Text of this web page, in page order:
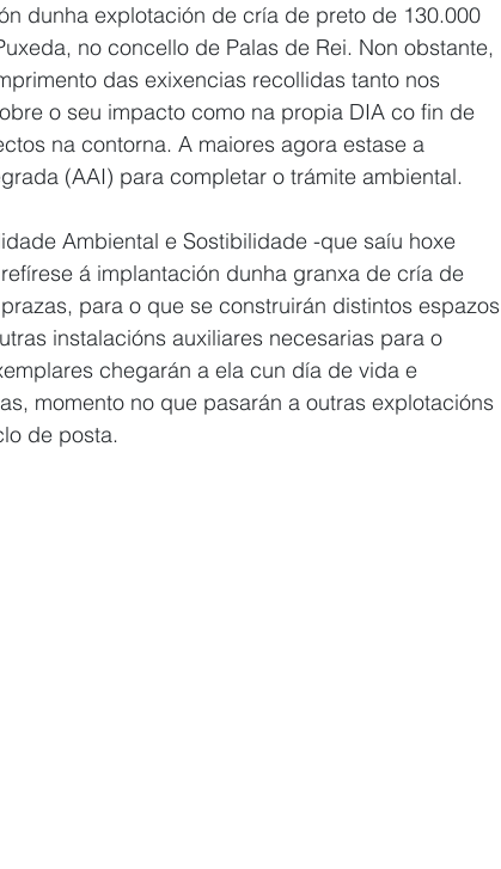
dunha explotación de cría de preto de 130.000
no concello de Palas de Rei. Non obstante,
das exixencias recollidas tanto nos
o seu impacto como na propia DIA co fin de
na contorna. A maiores agora estase a
(AAI) para completar o trámite ambiental.
Ambiental e Sostibilidade -que saíu hoxe
á implantación dunha granxa de cría de
para o que se construirán distintos espazos
instalacións auxiliares necesarias para o
chegarán a ela cun día de vida e
momento no que pasarán a outras explotacións
de posta.